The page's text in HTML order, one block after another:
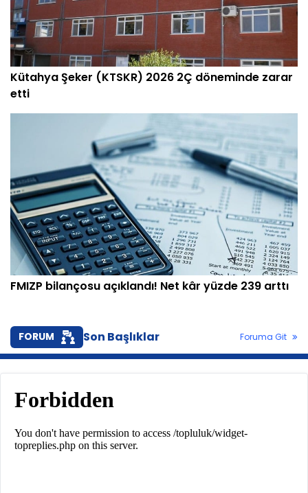
Kütahya Şeker (KTSKR) 2026 2Ç döneminde zarar
etti
FMIZP bilançosu açıklandı! Net kâr yüzde 239 arttı
FORUM Son Başlıklar Foruma Git